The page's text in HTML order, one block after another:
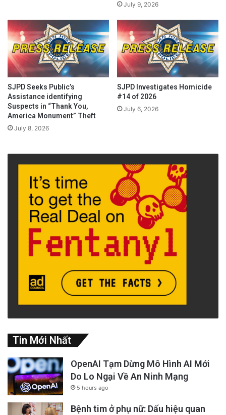
July 9, 2026
SJPD Seeks Public’s
Assistance identifying
Suspects in “Thank You,
America Monument” Theft
July 8, 2026
SJPD Investigates Homicide
#14 of 2026
July 6, 2026
Tin Mới Nhất
OpenAI Tạm Dừng Mô Hình AI Mới
Do Lo Ngại Về An Ninh Mạng
5 hours ago
Bệnh tim ở phụ nữ: Dấu hiệu quan